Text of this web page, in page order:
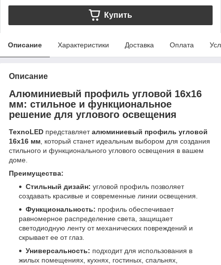
Купить
Описание Характеристики Доставка Оплата
Описание
Алюминиевый профиль угловой 16x16
мм: стильное и функциональное
решение для углового освещения
TexnoLED представляеталюминиевый профиль угловой
16x16 мм, который станет идеальным выбором для создания
стильного и функционального углового освещения в вашем
доме.
Преимущества:
Стильный дизайн: угловой профиль позволяет
создавать красивые и современные линии освещения.
Функциональность: профиль обеспечивает
равномерное распределение света, защищает
светодиодную ленту от механических повреждений и
скрывает ее от глаз.
Универсальность: подходит для использования в
жилых помещениях, кухнях, гостиных, спальнях,